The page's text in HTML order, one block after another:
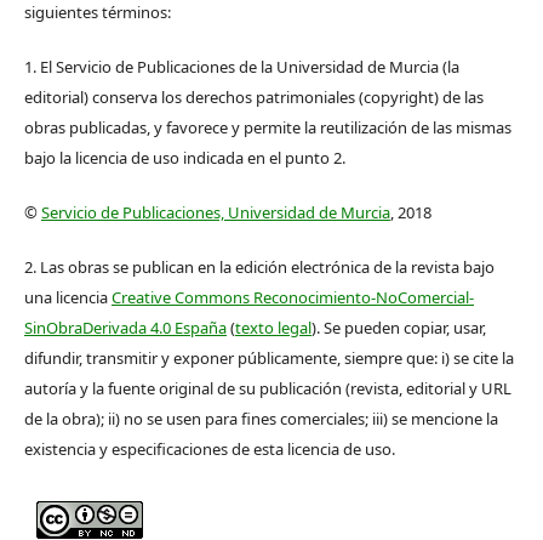
siguientes términos:
1. El Servicio de Publicaciones de la Universidad de Murcia (la
editorial) conserva los derechos patrimoniales (copyright) de las
obras publicadas, y favorece y permite la reutilización de las mismas
bajo la licencia de uso indicada en el punto 2.
©Servicio de Publicaciones, Universidad de Murcia, 2018
2. Las obras se publican en la edición electrónica de la revista bajo
una licenciaCreative Commons Reconocimiento-NoComercial-
SinObraDerivada 4.0 España(texto legal). Se pueden copiar, usar,
difundir, transmitir y exponer públicamente, siempre que: i) se cite la
autoría y la fuente original de su publicación (revista, editorial y URL
de la obra); ii) no se usen para fines comerciales; iii) se mencione la
existencia y especificaciones de esta licencia de uso.